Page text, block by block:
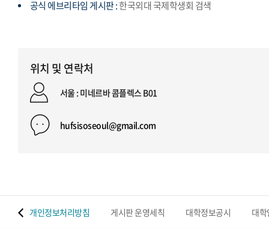
공식 에브리타임 게시판 :한국외대 국제학생회 검색
위치 및 연락처
서울 : 미네르바 콤플렉스 B01
hufsisoseoul@gmail.com
개인정보처리방침 게시판 운영세칙 대학정보공시 대